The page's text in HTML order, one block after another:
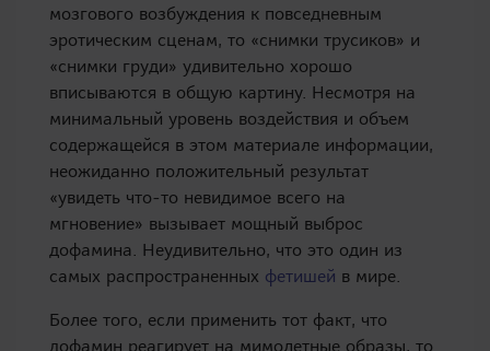
мозгового возбуждения к повседневным
эротическим сценам, то «снимки трусиков» и
«снимки груди» удивительно хорошо
вписываются в общую картину. Несмотря на
минимальный уровень воздействия и объем
содержащейся в этом материале информации,
неожиданно положительный результат
«увидеть что-то невидимое всего на
мгновение» вызывает мощный выброс
дофамина. Неудивительно, что это один из
самых распространенных фетишей в мире.
Более того, если применить тот факт, что
дофамин реагирует на мимолетные образы, то